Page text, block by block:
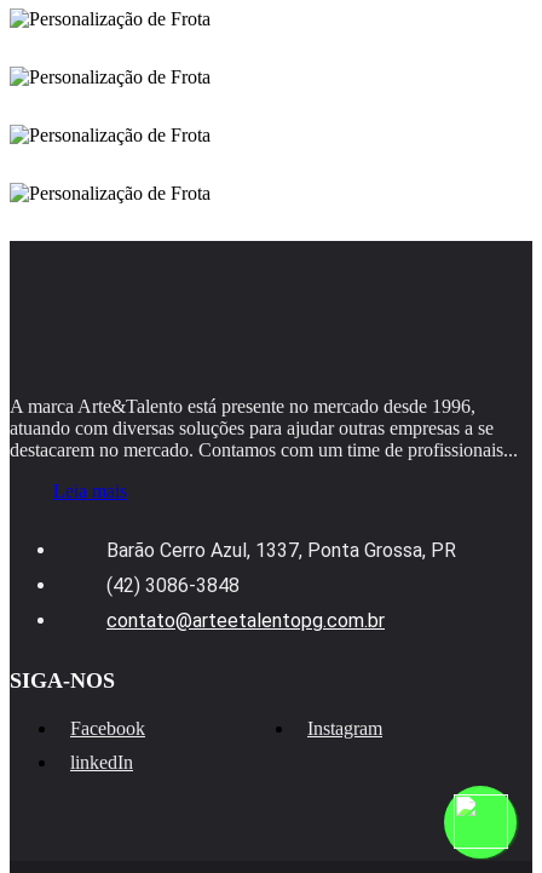
A marca Arte&Talento está presente no mercado desde 1996,
atuando com diversas soluções para ajudar outras empresas a se
destacarem no mercado. Contamos com um time de profissionais...
Leia mais
Barão Cerro Azul, 1337, Ponta Grossa, PR
(42) 3086-3848
contato@arteetalentopg.com.br
SIGA-NOS
Facebook
Instagram
linkedIn